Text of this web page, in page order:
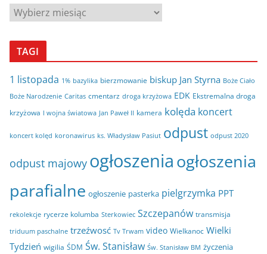
A
c
w
a
TAGI
1 listopada 1% bazylika bierzmowanie biskup Jan Styrna Boże Ciało
Boże Narodzenie Caritas cmentarz droga krzyżowa EDK Ekstremalna droga
krzyżowa I wojna światowa Jan Paweł II kamera kolęda koncert
koncert kolęd koronawirus ks. Władysław Pasiut odpust odpust 2020
odpust majowy ogłoszeniaogłoszenia
parafialne ogłoszenie pasterka pielgrzymka PPT
rekolekcje rycerze kolumba Sterkowiec Szczepanów transmisja
triduum paschalne trzeźwosć Tv Trwam video Wielkanoc Wielki
Tydzień wigilia ŚDM Św. Stanisław Św. Stanisław BM życzenia